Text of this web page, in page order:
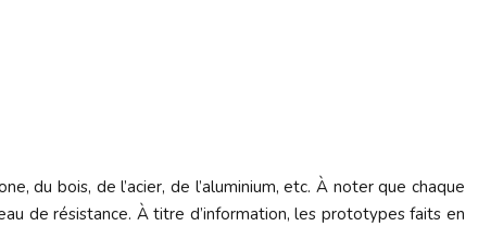
du bois, de l’acier, de l’aluminium, etc. À noter que chaque
de résistance. À titre d’information, les prototypes faits en